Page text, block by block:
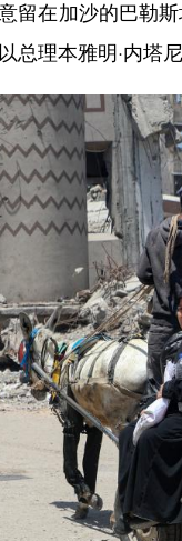
在加沙的巴勒斯
总理本雅明·内塔